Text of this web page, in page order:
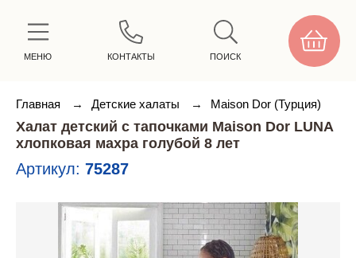
МЕНЮ КОНТАКТЫ ПОИСК
Главная → Детские халаты → Maison Dor (Турция)
Халат детский с тапочками Maison Dor LUNA
хлопковая махра голубой 8 лет
Артикул: 75287